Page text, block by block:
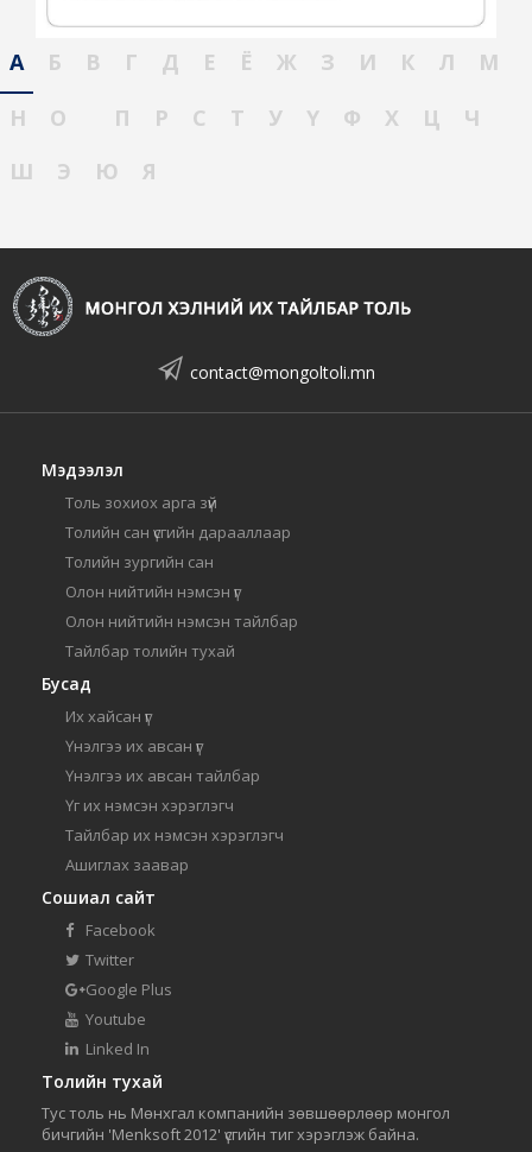
А Б В Г Д Е Ё Ж З И К Л
М
Н
О П Р С Т У Ү Ф Х Ц
Ч
Ш
Э Ю Я
contact@mongoltoli.mn
Мэдээлэл
Толь зохиох арга зүй
Толийн сан үсгийн дарааллаар
Толийн зургийн сан
Олон нийтийн нэмсэн үг
Олон нийтийн нэмсэн тайлбар
Тайлбар толийн тухай
Бусад
Их хайсан үг
Үнэлгээ их авсан үг
Үнэлгээ их авсан тайлбар
Үг их нэмсэн хэрэглэгч
Тайлбар их нэмсэн хэрэглэгч
Ашиглах заавар
Сошиал сайт
Facebook
Twitter
Google Plus
Youtube
Linked In
Толийн тухай
Тус толь нь Мөнхгал компанийн зөвшөөрлөөр монгол
бичгийн 'Menksoft 2012' үсгийн тиг хэрэглэж байна.